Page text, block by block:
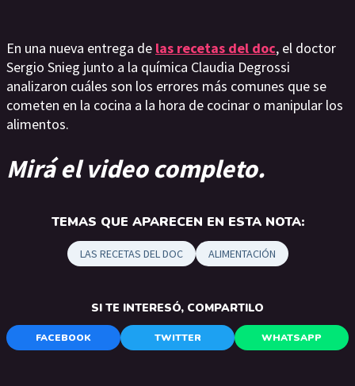
En una nueva entrega de las recetas del doc, el doctor
Sergio Snieg junto a la química Claudia Degrossi
analizaron cuáles son los errores más comunes que se
cometen en la cocina a la hora de cocinar o manipular los
alimentos.
Mirá el video completo.
TEMAS QUE APARECEN EN ESTA NOTA:
LAS RECETAS DEL DOC ALIMENTACIÓN
SI TE INTERESÓ, COMPARTILO
FACEBOOK TWITTER WHATSAPP